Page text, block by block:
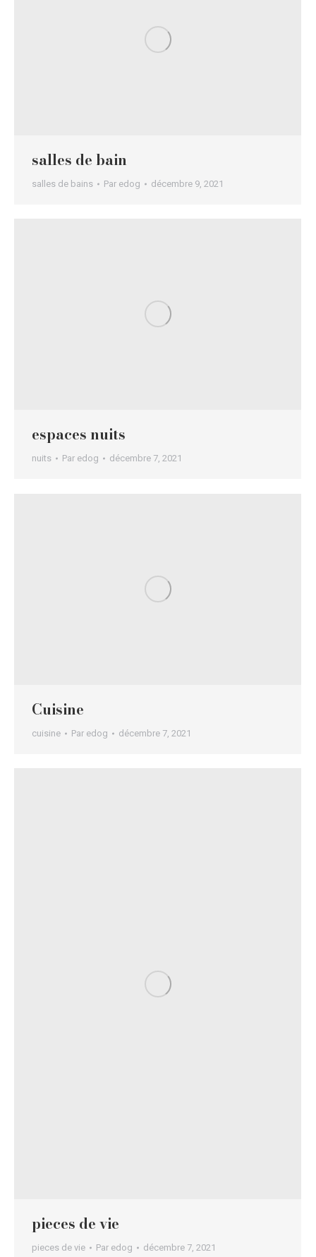
salles de bain
salles de bains Par edog décembre 9, 2021
espaces nuits
nuits Par edog décembre 7, 2021
Cuisine
cuisine Par edog décembre 7, 2021
pieces de vie
pieces de vie Par edog décembre 7, 2021